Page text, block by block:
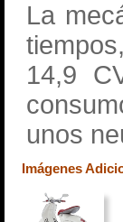
La
14,9
unos
Imágenes